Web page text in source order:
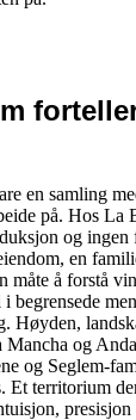
en samling
på. Hos La
og
en
måte å forstå
Høyden,
Mancha og
og Seglem-
Et territorium